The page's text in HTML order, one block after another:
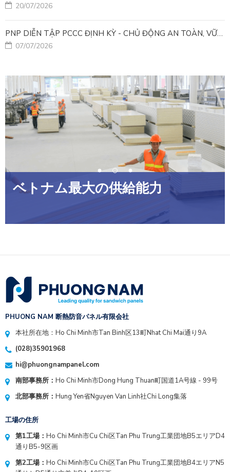
20/07/2026
PNP DIỄN TẬP PCCC ĐỊNH KỲ - CHỦ ĐỘNG AN TOÀN, VỮNG VÀNG VẬN HÀNH
07/07/2026
ベトナム最大の供給能力
PHUONG NAM 断熱防音パネル有限会社
本社所在地：Ho Chi Minh市Tan Binh区13町Nhat Chi Mai通り9A
(028)35901968
hi@phuongnampanel.com
南部事務所： Ho Chi Minh市Dong Hung Thuan町国道1A号線 - 99号
北部事務所： Hung Yen省Nguyen Van Linh社Chi Long集落
工場の住所
第1工場： Ho Chi Minh市Cu Chi区Tan Phu Trung工業団地B5エリアD4
通りB5-9区画
第2工場： Ho Chi Minh市Cu Chi区Tan Phu Trung工業団地B4エリアN5